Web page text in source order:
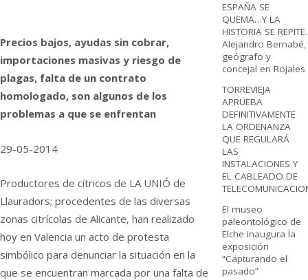
Precios bajos, ayudas sin cobrar,
importaciones masivas y riesgo de
plagas, falta de un contrato
homologado, son algunos de los
problemas a que se enfrentan
29-05-2014
Productores de cítricos de LA UNIÓ de
Llauradors; procedentes de las diversas
zonas citrícolas de Alicante, han realizado
hoy en Valencia un acto de protesta
simbólico para denunciar la situación en la
que se encuentran marcada por una falta de
ESPAÑA SE
QUEMA…Y LA
HISTORIA SE REPITE.
Alejandro Bernabé,
geógrafo y
concejal en Rojales
TORREVIEJA
APRUEBA
DEFINITIVAMENTE
LA ORDENANZA
QUE REGULARÁ
LAS
INSTALACIONES Y
EL CABLEADO DE
El museo
paleontológico de
Elche inaugura la
exposición
“Capturando el
pasado”